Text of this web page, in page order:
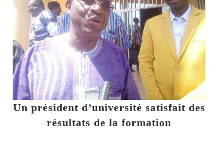
Un président d’université satisfait des
résultats de la formation